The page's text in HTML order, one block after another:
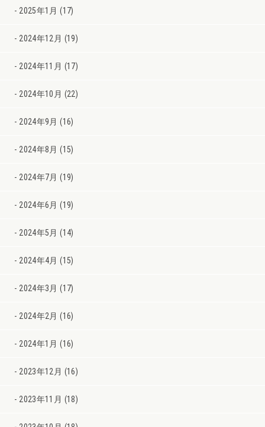
2025年1月 (17)
2024年12月 (19)
2024年11月 (17)
2024年10月 (22)
2024年9月 (16)
2024年8月 (15)
2024年7月 (19)
2024年6月 (19)
2024年5月 (14)
2024年4月 (15)
2024年3月 (17)
2024年2月 (16)
2024年1月 (16)
2023年12月 (16)
2023年11月 (18)